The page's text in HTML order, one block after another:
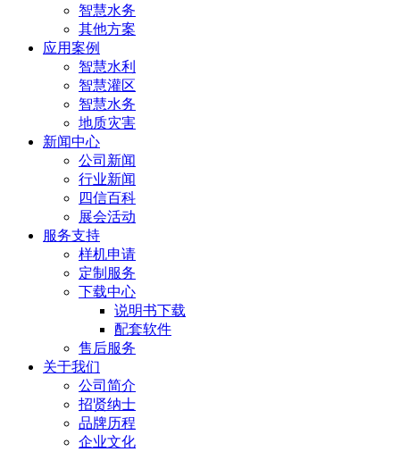
智慧水务
其他方案
应用案例
智慧水利
智慧灌区
智慧水务
地质灾害
新闻中心
公司新闻
行业新闻
四信百科
展会活动
服务支持
样机申请
定制服务
下载中心
说明书下载
配套软件
售后服务
关于我们
公司简介
招贤纳士
品牌历程
企业文化